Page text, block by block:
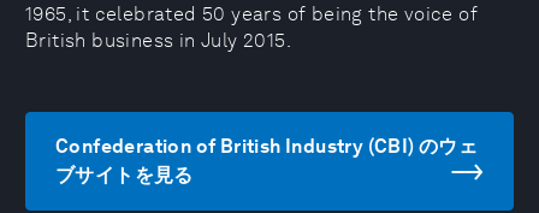
1965, it celebrated 50 years of being the voice of
British business in July 2015.
Confederation of British Industry (CBI) のウェ
ブサイトを見る